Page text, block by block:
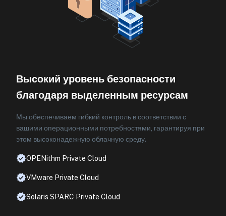
Высокий уровень безопасности
благодаря выделенным ресурсам
Мы обеспечиваем гибкий контроль в соответствии с
вашими операционными потребностями, гарантируя при
этом высоконадежную облачную среду.
OPENithm Private Cloud
VMware Private Cloud
Solaris SPARC Private Cloud